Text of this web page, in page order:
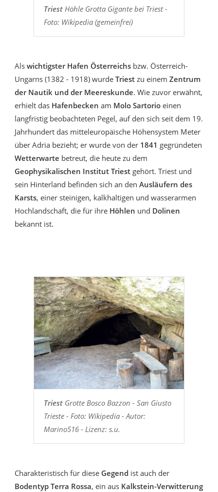
TriestHöhle Grotta Gigante bei Triest -
Foto: Wikipedia (gemeinfrei)
Als wichtigster Hafen Österreichs bzw. Österreich-
Ungarns (1382 - 1918) wurde Triest zu einem Zentrum
der Nautik und der Meereskunde. Wie zuvor erwähnt,
erhielt das Hafenbecken am Molo Sartorio einen
langfristig beobachteten Pegel, auf den sich seit dem 19.
Jahrhundert das mitteleuropäische Höhensystem Meter
über Adria bezieht; er wurde von der 1841 gegründeten
Wetterwarte betreut, die heute zu dem
Geophysikalischen Institut Triest gehört. Triest und
sein Hinterland befinden sich an den Ausläufern des
Karsts, einer steinigen, kalkhaltigen und wasserarmen
Hochlandschaft, die für ihre Höhlen und Dolinen
bekannt ist.
TriestGrotte Bosco Bazzon - San Giusto
Trieste - Foto: Wikipedia - Autor:
Marino516 - Lizenz: s.u.
Charakteristisch für diese Gegend ist auch der
Bodentyp Terra Rossa, ein aus Kalkstein-Verwitterung